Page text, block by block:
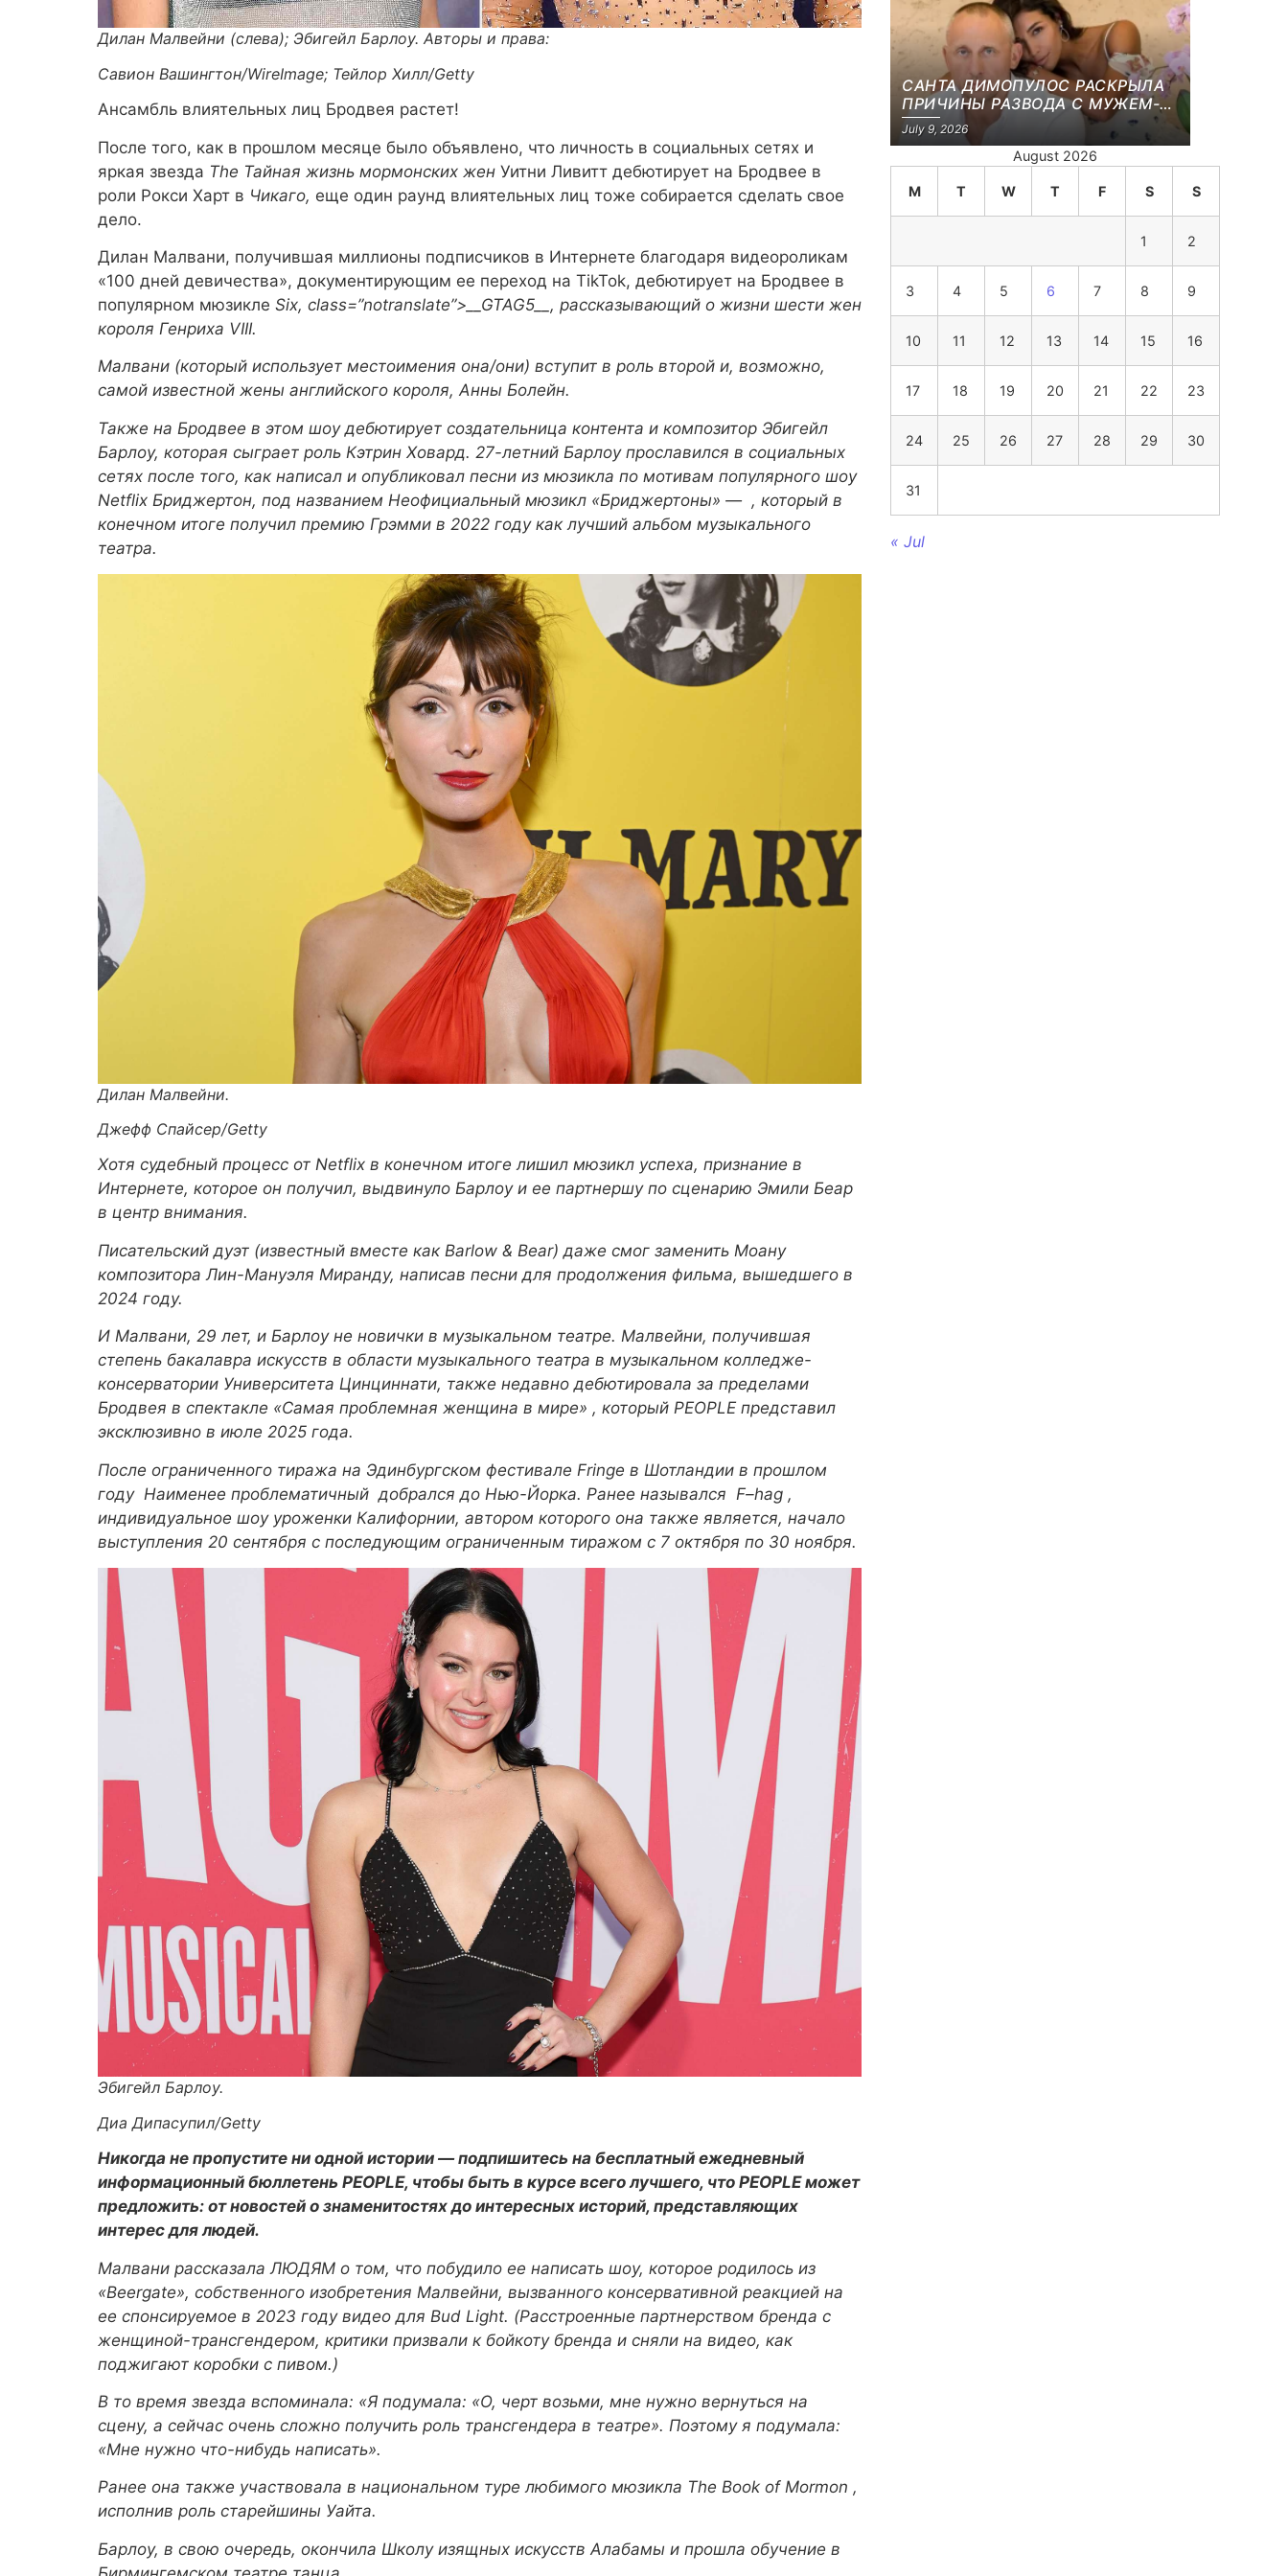
Дилан Малвейни (слева); Эбигейл Барлоу. Авторы и права:
Савион Вашингтон/WireImage; Тейлор Хилл/Getty
Ансамбль влиятельных лиц Бродвея растет!
После того, как в прошлом месяце было объявлено, что личность в социальных сетях и
яркая звезда The Тайная жизнь мормонских жен Уитни Ливитт дебютирует на Бродвее в
роли Рокси Харт в Чикаго, еще один раунд влиятельных лиц тоже собирается сделать свое
дело.
Дилан Малвани, получившая миллионы подписчиков в Интернете благодаря видеороликам
«100 дней девичества», документирующим ее переход на TikTok, дебютирует на Бродвее в
популярном мюзикле Six, class=”notranslate”>__GTAG5__ , рассказывающий о жизни шести жен
короля Генриха VIII.
Малвани (который использует местоимения она/они) вступит в роль второй и, возможно,
самой известной жены английского короля, Анны Болейн.
Также на Бродвее в этом шоу дебютирует создательница контента и композитор Эбигейл
Барлоу, которая сыграет роль Кэтрин Ховард. 27-летний Барлоу прославился в социальных
сетях после того, как написал и опубликовал песни из мюзикла по мотивам популярного шоу
Netflix Бриджертон, под названием Неофициальный мюзикл «Бриджертоны» — , который в
конечном итоге получил премию Грэмми в 2022 году как лучший альбом музыкального
театра.
Дилан Малвейни.
Джефф Спайсер/Getty
Хотя судебный процесс от Netflix в конечном итоге лишил мюзикл успеха, признание в
Интернете, которое он получил, выдвинуло Барлоу и ее партнершу по сценарию Эмили Беар
в центр внимания.
Писательский дуэт (известный вместе как Barlow & Bear) даже смог заменить Моану
композитора Лин-Мануэля Миранду, написав песни для продолжения фильма, вышедшего в
2024 году.
И Малвани, 29 лет, и Барлоу не новички в музыкальном театре. Малвейни, получившая
степень бакалавра искусств в области музыкального театра в музыкальном колледже-
консерватории Университета Цинциннати, также недавно дебютировала за пределами
Бродвея в спектакле «Самая проблемная женщина в мире» , который PEOPLE представил
эксклюзивно в июле 2025 года.
После ограниченного тиража на Эдинбургском фестивале Fringe в Шотландии в прошлом
году Наименее проблематичный добрался до Нью-Йорка. Ранее назывался F–hag ,
индивидуальное шоу уроженки Калифорнии, автором которого она также является, начало
выступления 20 сентября с последующим ограниченным тиражом с 7 октября по 30 ноября.
Эбигейл Барлоу.
Диа Дипасупил/Getty
Никогда не пропустите ни одной истории — подпишитесь на бесплатный ежедневный
информационный бюллетень PEOPLE, чтобы быть в курсе всего лучшего, что PEOPLE может
предложить: от новостей о знаменитостях до интересных историй, представляющих
интерес для людей.
Малвани рассказала ЛЮДЯМ о том, что побудило ее написать шоу, которое родилось из
«Beergate», собственного изобретения Малвейни, вызванного консервативной реакцией на
ее спонсируемое в 2023 году видео для Bud Light. (Расстроенные партнерством бренда с
женщиной-трансгендером, критики призвали к бойкоту бренда и сняли на видео, как
поджигают коробки с пивом.)
В то время звезда вспоминала: «Я подумала: «О, черт возьми, мне нужно вернуться на
сцену, а сейчас очень сложно получить роль трансгендера в театре». Поэтому я подумала:
«Мне нужно что-нибудь написать».
Ранее она также участвовала в национальном туре любимого мюзикла The Book of Mormon ,
исполнив роль старейшины Уайта.
Барлоу, в свою очередь, окончила Школу изящных искусств Алабамы и прошла обучение в
САНТА ДИМОПУЛОС РАСКРЫЛА
ПРИЧИНЫ РАЗВОДА С МУЖЕМ-
БИЗНЕСМЕНОМ
July 9, 2026
August 2026
M T W T F S S
1 2
3 4 5 6 7 8 9
10 11 12 13 14 15 16
17 18 19 20 21 22 23
24 25 26 27 28 29 30
31
« Jul